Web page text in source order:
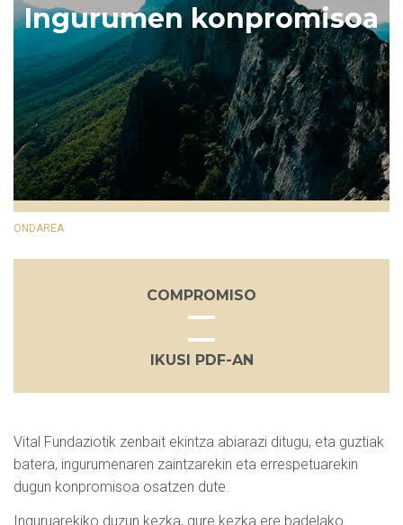
Ingurumen konpromisoa
ONDAREA
COMPROMISO
IKUSI PDF-AN
Vital Fundaziotik zenbait ekintza abiarazi ditugu, eta guztiak
batera, ingurumenaren zaintzarekin eta errespetuarekin
dugun konpromisoa osatzen dute.
Inguruarekiko duzun kezka, gure kezka ere badelako